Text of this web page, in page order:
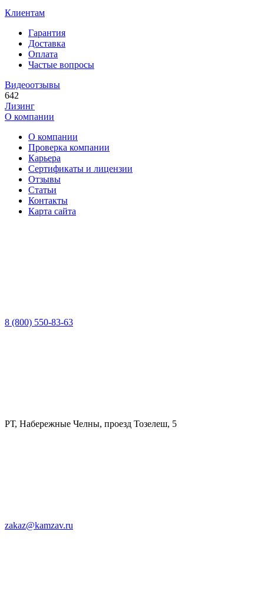
Клиентам
Гарантия
Доставка
Оплата
Частые вопросы
Видеоотзывы
642
Лизинг
О компании
О компании
Проверка компании
Карьера
Сертификаты и лицензии
Отзывы
Статьи
Контакты
Карта сайта
8 (800) 550-83-63
РТ, Набережные Челны, проезд Тозелеш, 5
zakaz@kamzav.ru